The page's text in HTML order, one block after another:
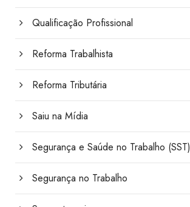
Qualificação Profissional
Reforma Trabalhista
Reforma Tributária
Saiu na Mídia
Segurança e Saúde no Trabalho (SST)
Segurança no Trabalho